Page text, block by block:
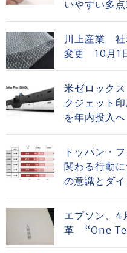
いやすい多
川上産業 社
変更 10月1
米ゼロック
クジェット
を年内投入
トッパン・
関わる行動
の意識とダ
エプソン、4
革 “One